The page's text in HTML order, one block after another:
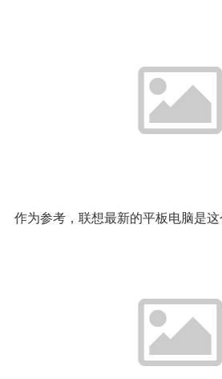
作为参考，联想最新的平板电脑是这